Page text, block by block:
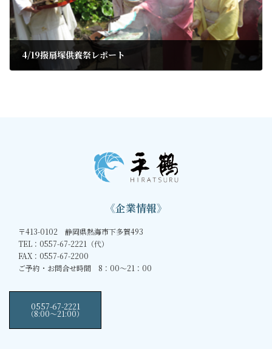
4/19撥扇塚供養祭レポート
《企業情報》
〒413-0102 静岡県熱海市下多賀493
TEL：0557-67-2221（代）
FAX：0557-67-2200
ご予約・お問合せ時間 8：00～21：00
0557-67-2221
（8:00〜21:00）